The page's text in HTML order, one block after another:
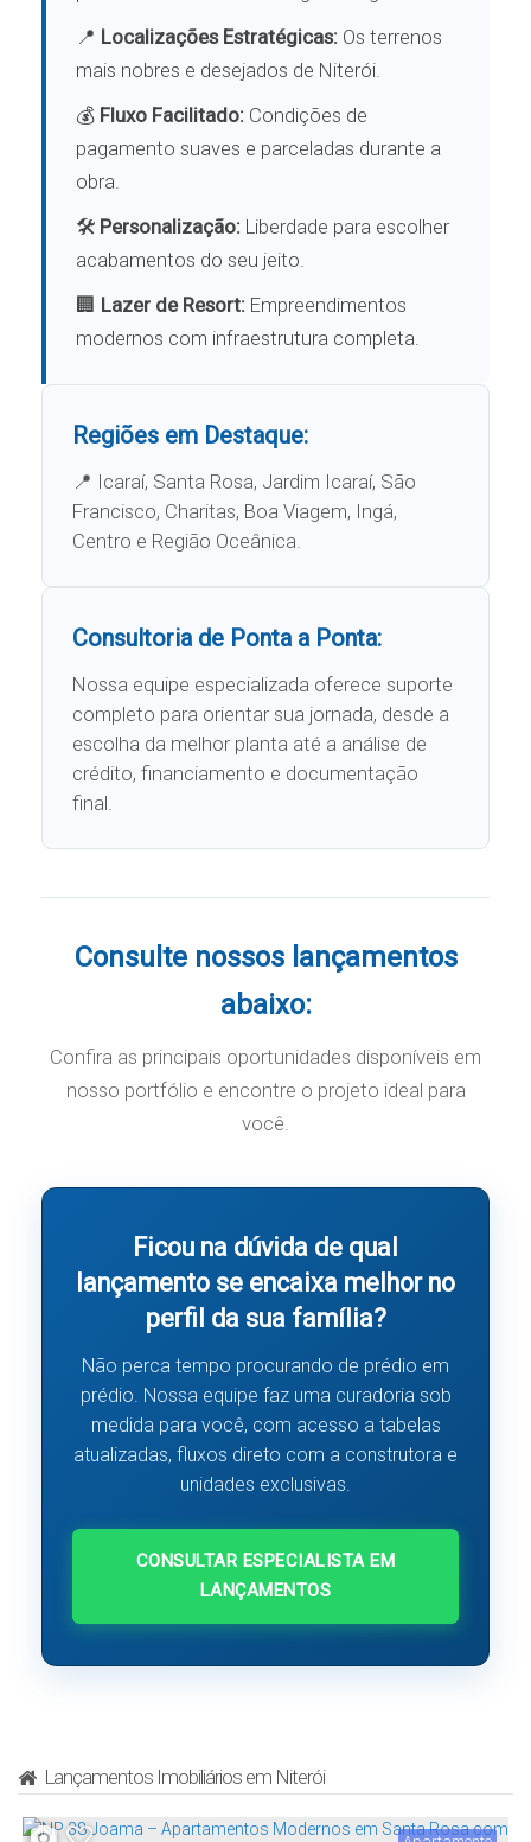
📍 Localizações Estratégicas: Os terrenos
mais nobres e desejados de Niterói.
💰 Fluxo Facilitado: Condições de
pagamento suaves e parceladas durante a
obra.
🛠️ Personalização: Liberdade para escolher
acabamentos do seu jeito.
🏢 Lazer de Resort: Empreendimentos
modernos com infraestrutura completa.
Regiões em Destaque:
📍 Icaraí, Santa Rosa, Jardim Icaraí, São
Francisco, Charitas, Boa Viagem, Ingá,
Centro e Região Oceânica.
Consultoria de Ponta a Ponta:
Nossa equipe especializada oferece suporte
completo para orientar sua jornada, desde a
escolha da melhor planta até a análise de
crédito, financiamento e documentação
final.
Consulte nossos lançamentos
abaixo:
Confira as principais oportunidades disponíveis em
nosso portfólio e encontre o projeto ideal para
você.
Ficou na dúvida de qual
lançamento se encaixa melhor no
perfil da sua família?
Não perca tempo procurando de prédio em
prédio. Nossa equipe faz uma curadoria sob
medida para você, com acesso a tabelas
atualizadas, fluxos direto com a construtora e
unidades exclusivas.
CONSULTAR ESPECIALISTA EM
LANÇAMENTOS
Lançamentos Imobiliários em Niterói